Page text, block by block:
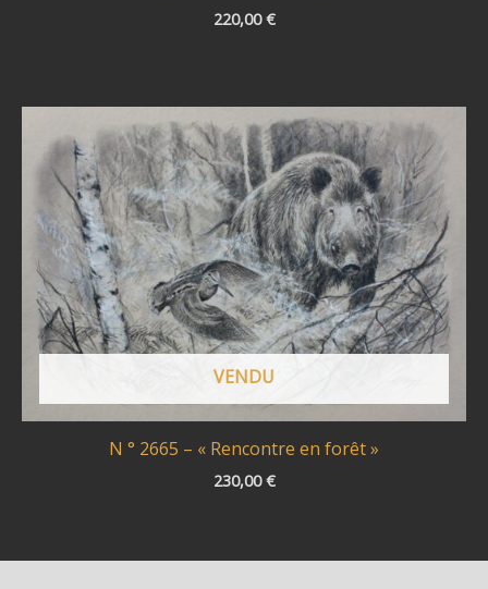
220,00€
VENDU
N ° 2665 – « Rencontre en forêt »
230,00€